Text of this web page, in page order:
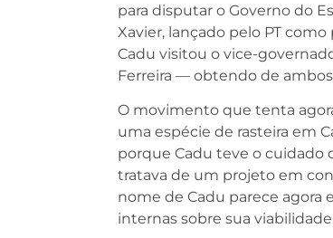
para disputar o Governo do
Xavier, lançado pelo PT
Cadu visitou o vice-
Ferreira — obtendo de
O movimento que tenta
uma espécie de rasteira em
porque Cadu teve o cuidado
tratava de um projeto em
nome de Cadu parece agora
internas sobre sua